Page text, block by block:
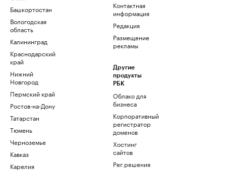
Башкортостан
Вологодская
область
Калининград
Краснодарский
край
Нижний
Новгород
Пермский край
Ростов-на-Дону
Татарстан
Тюмень
Черноземье
Кавказ
Карелия
Контактная
информация
Редакция
Размещение
рекламы
Другие
продукты
РБК
Облако для
бизнеса
Корпоративный
регистратор
доменов
Хостинг
сайтов
Рег.решения